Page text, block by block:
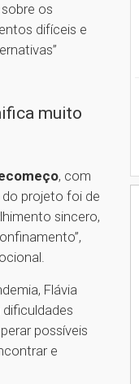
os
difíceis e
muito
, com
do projeto foi de
sincero,
Flávia
possíveis
e